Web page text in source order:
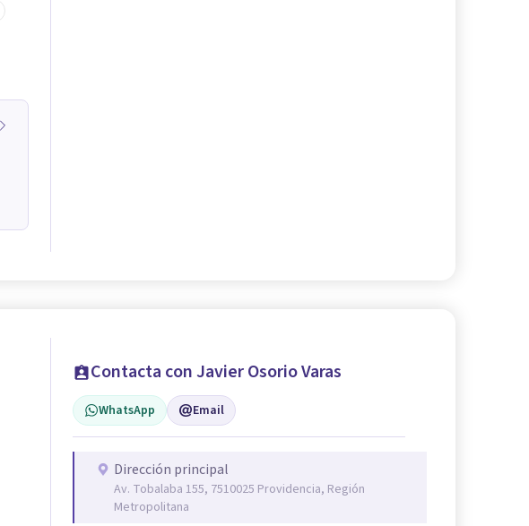
Contacta con Javier Osorio Varas
WhatsApp Email
Dirección principal
Av. Tobalaba 155, 7510025 Providencia, Región
Metropolitana